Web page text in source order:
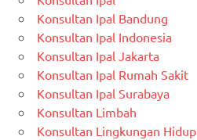
Konsultan Ipal Bandung
Konsultan Ipal Indonesia
Konsultan Ipal Jakarta
Konsultan Ipal Rumah Sakit
Konsultan Ipal Surabaya
Konsultan Limbah
Konsultan Lingkungan Hidup